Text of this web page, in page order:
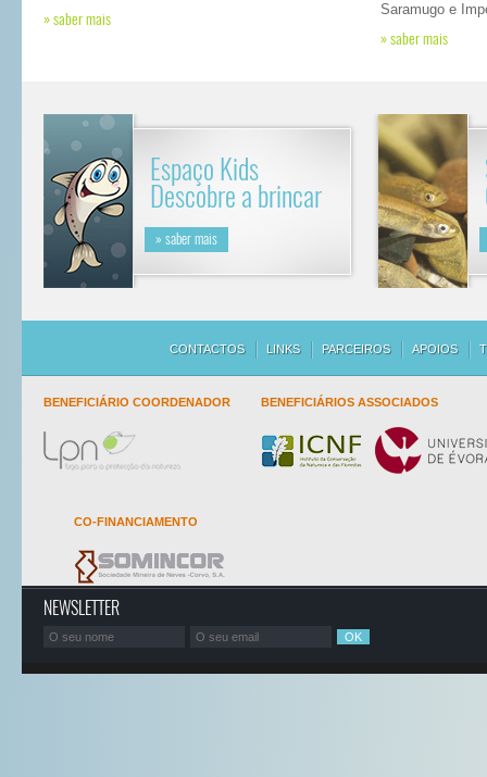
» saber mais
Saramugo e
» saber mais
Espaço Kids
Descobre a brincar
» saber mais
CONTACTOS LINKS PARCEIROS APOIOS
BENEFICIÁRIO COORDENADOR BENEFICIÁRIOS ASSOCIADOS
CO-FINANCIAMENTO
NEWSLETTER